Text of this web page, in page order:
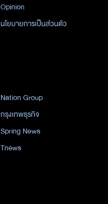
Opinion
นโยบายการเป็นส่วนตัว
Nation Group
กรุงเทพธุรกิจ
Spring News
Tnews